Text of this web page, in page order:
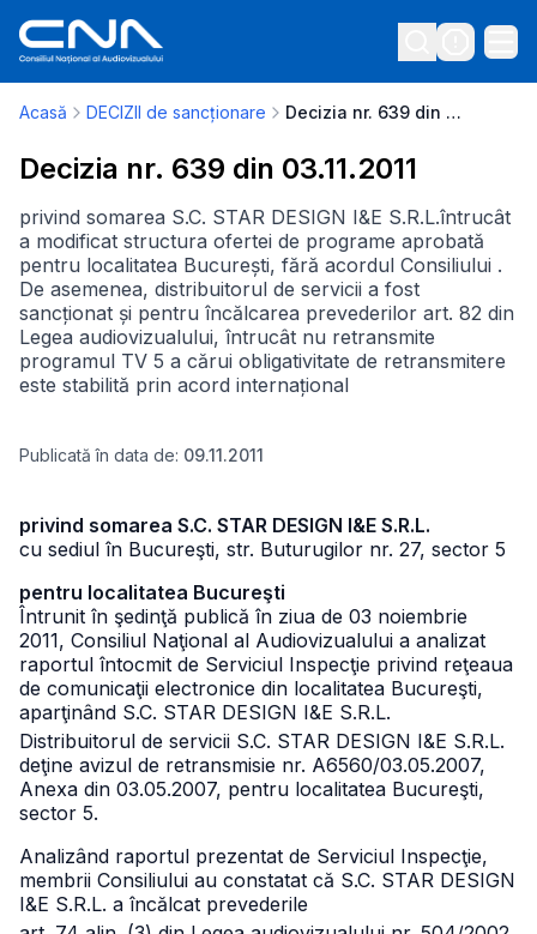
Acasă DECIZII de sancționare Decizia nr. 639 din 03.11.2011
Decizia nr. 639 din 03.11.2011
privind somarea S.C. STAR DESIGN I&E S.R.L.întrucât
a modificat structura ofertei de programe aprobată
pentru localitatea București, fără acordul Consiliului .
De asemenea, distribuitorul de servicii a fost
sancționat și pentru încălcarea prevederilor art. 82 din
Legea audiovizualului, întrucât nu retransmite
programul TV 5 a cărui obligativitate de retransmitere
este stabilită prin acord internațional
Publicată în data de: 09.11.2011
privind somarea S.C. STAR DESIGN I&E S.R.L.
cu sediul în Bucureşti, str. Buturugilor nr. 27, sector 5
pentru localitatea Bucureşti
Întrunit în şedinţă publică în ziua de 03 noiembrie
2011, Consiliul Naţional al Audiovizualului a analizat
raportul întocmit de Serviciul Inspecţie privind reţeaua
de comunicaţii electronice din localitatea Bucureşti,
aparţinând S.C. STAR DESIGN I&E S.R.L.
Distribuitorul de servicii S.C. STAR DESIGN I&E S.R.L.
deţine avizul de retransmisie nr. A6560/03.05.2007,
Anexa din 03.05.2007, pentru localitatea Bucureşti,
sector 5.
Analizând raportul prezentat de Serviciul Inspecţie,
membrii Consiliului au constatat că S.C. STAR DESIGN
I&E S.R.L. a încălcat prevederile